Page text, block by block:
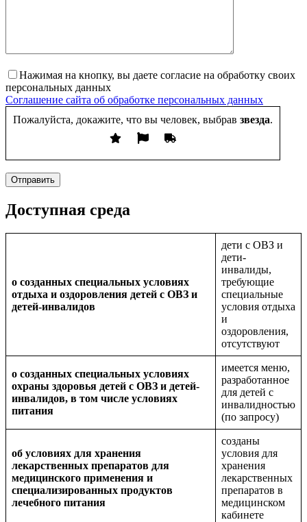
Нажимая на кнопку, вы даете согласие на обработку своих
персональных данных
Соглашение сайта об обработке персональных данных
Пожалуйста, докажите, что вы человек, выбрав звезда.
Отправить
Доступная среда
о созданных специальных условиях
отдыха и оздоровления детей с ОВЗ и
детей-инвалидов
дети с ОВЗ и
дети-
инвалиды,
требующие
специальные
условия отдыха
и
оздоровления,
отсутствуют
о созданных специальных условиях
охраны здоровья детей с ОВЗ и детей-
инвалидов, в том числе условиях
питания
имеется меню,
разработанное
для детей с
инвалидностью
(по запросу)
об условиях для хранения
лекарственных препаратов для
медицинского применения и
специализированных продуктов
лечебного питания
созданы
условия для
хранения
лекарственных
препаратов в
медицинском
кабинете